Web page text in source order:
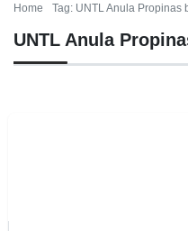
Home Tag: UNTL Anula Propinas
UNTL Anula